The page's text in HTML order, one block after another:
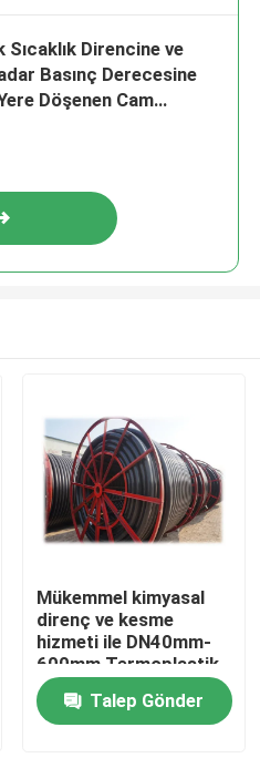
Sıcaklık Direncine ve
Basınç Derecesine
Döşenen Cam
Mükemmel kimyasal
direnç ve kesme
hizmeti ile DN40mm-
600mm Termoplastik
Kompozit Boru
Talep Gönder